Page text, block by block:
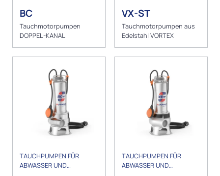
BC
Tauchmotorpumpen
DOPPEL-KANAL
VX-ST
Tauchmotorpumpen aus
Edelstahl VORTEX
TAUCHPUMPEN FÜR
ABWASSER UND
TAUCHPUMPEN FÜR
ABWASSER UND